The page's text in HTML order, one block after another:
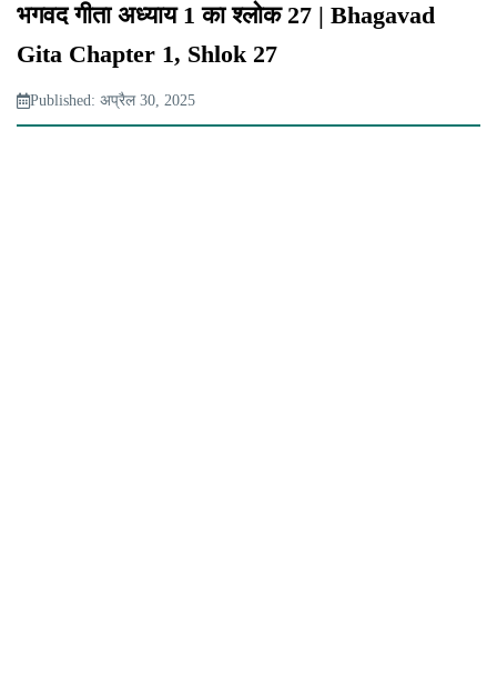
भगवद गीता अध्याय 1 का श्लोक 27 | Bhagavad
Gita Chapter 1, Shlok 27
Published: अप्रैल 30, 2025